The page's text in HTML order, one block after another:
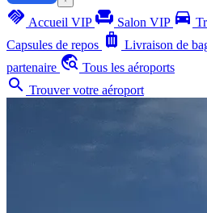
handshake Accueil VIP chair Salon VIP directions_car
Capsules de repos luggage Livraison de
partenaire travel_explore Tous les aéroports
search Trouver votre aéroport